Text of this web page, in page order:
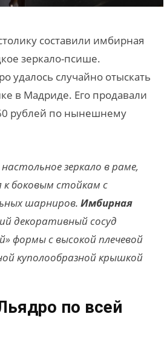
составили имбирная
зеркало-псише.
удалось случайно отыскать
в Мадриде. Его продавали
рублей по нынешнему
зеркало в раме,
боковым стойкам с
шарниров. Имбирная
декоративный сосуд
формы с высокой плечевой
куполообразной крышкой
по всей